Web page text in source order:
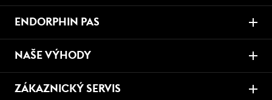
ENDORPHIN PAS
NAŠE VÝHODY
ZÁKAZNICKÝ SERVIS